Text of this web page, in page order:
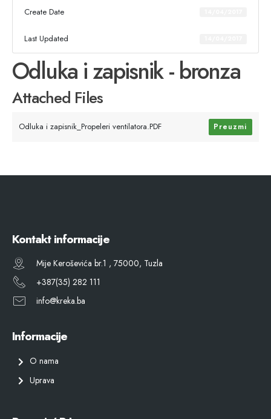
Create Date
Last Updated
Odluka i zapisnik - bronza
Attached Files
Odluka i zapisnik_Propeleri ventilatora.PDF Preuzmi
Kontakt informacije
Mije Keroševića br.1 , 75000, Tuzla
+387(35) 282 111
info@kreka.ba
Informacije
O nama
Uprava